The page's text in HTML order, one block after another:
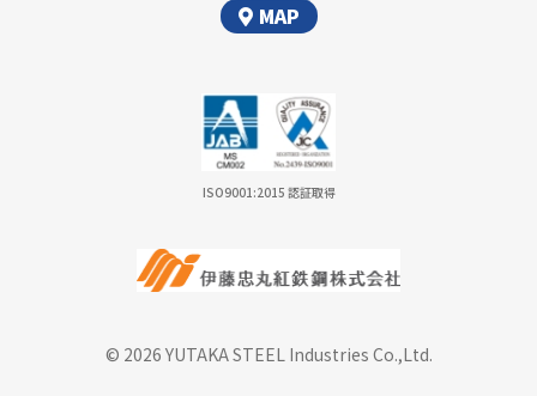
MAP
ISO9001:2015 認証取得
© 2026 YUTAKA STEEL Industries Co.,Ltd.